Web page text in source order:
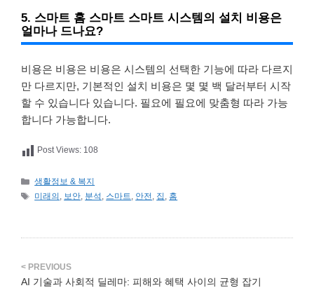
5. 스마트 홈 스마트 스마트 시스템의 설치 비용은
얼마나 드나요?
비용은 비용은 비용은 시스템의 선택한 기능에 따라 다르지
만 다르지만, 기본적인 설치 비용은 몇 몇 백 달러부터 시작
할 수 있습니다 있습니다. 필요에 필요에 맞춤형 따라 가능
합니다 가능합니다.
Post Views: 108
카
테
생활정보 & 복지
태
미래의 , 보안, 분석 , 스마트, 안전 , 집 , 홈
AI 기술과 사회적 딜레마: 피해와 혜택 사이의 균형 잡기